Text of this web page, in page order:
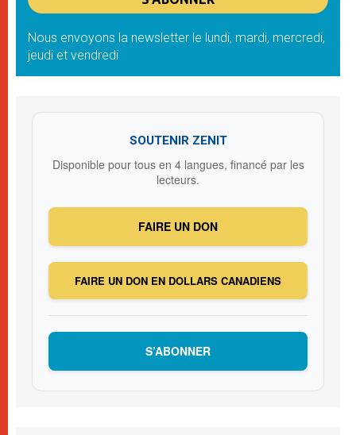
Nous envoyons la newsletter le lundi, mardi, mercredi,
jeudi et vendredi
SOUTENIR ZENIT
Disponible pour tous en 4 langues, financé par les
lecteurs.
FAIRE UN DON
FAIRE UN DON EN DOLLARS CANADIENS
S’ABONNER